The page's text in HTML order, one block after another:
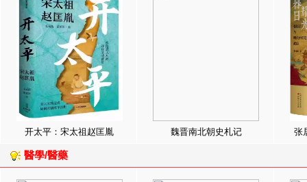
开太平：宋太祖赵匡胤 魏晋南北朝史札记 张
醫學/醫藥